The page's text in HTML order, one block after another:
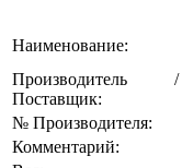
Наименование:
Производитель /
Поставщик:
№ Производителя:
Комментарий: